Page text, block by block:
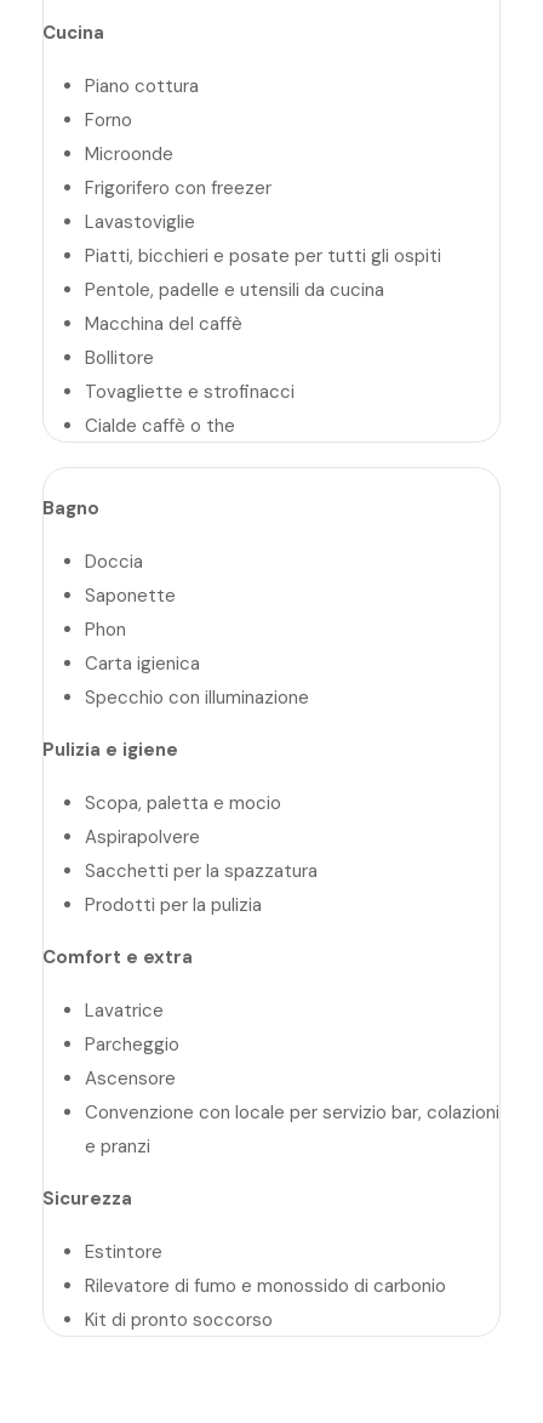
Cucina
Piano cottura
Forno
Microonde
Frigorifero con freezer
Lavastoviglie
Piatti, bicchieri e posate per tutti gli ospiti
Pentole, padelle e utensili da cucina
Macchina del caffè
Bollitore
Tovagliette e strofinacci
Cialde caffè o the
Bagno
Doccia
Saponette
Phon
Carta igienica
Specchio con illuminazione
Pulizia e igiene
Scopa, paletta e mocio
Aspirapolvere
Sacchetti per la spazzatura
Prodotti per la pulizia
Comfort e extra
Lavatrice
Parcheggio
Ascensore
Convenzione con locale per servizio bar, colazioni
e pranzi
Sicurezza
Estintore
Rilevatore di fumo e monossido di carbonio
Kit di pronto soccorso